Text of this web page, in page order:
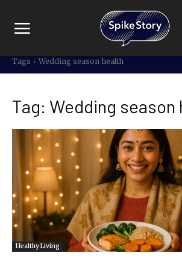
Tags Wedding season health
Tag: Wedding season
Healthy Living